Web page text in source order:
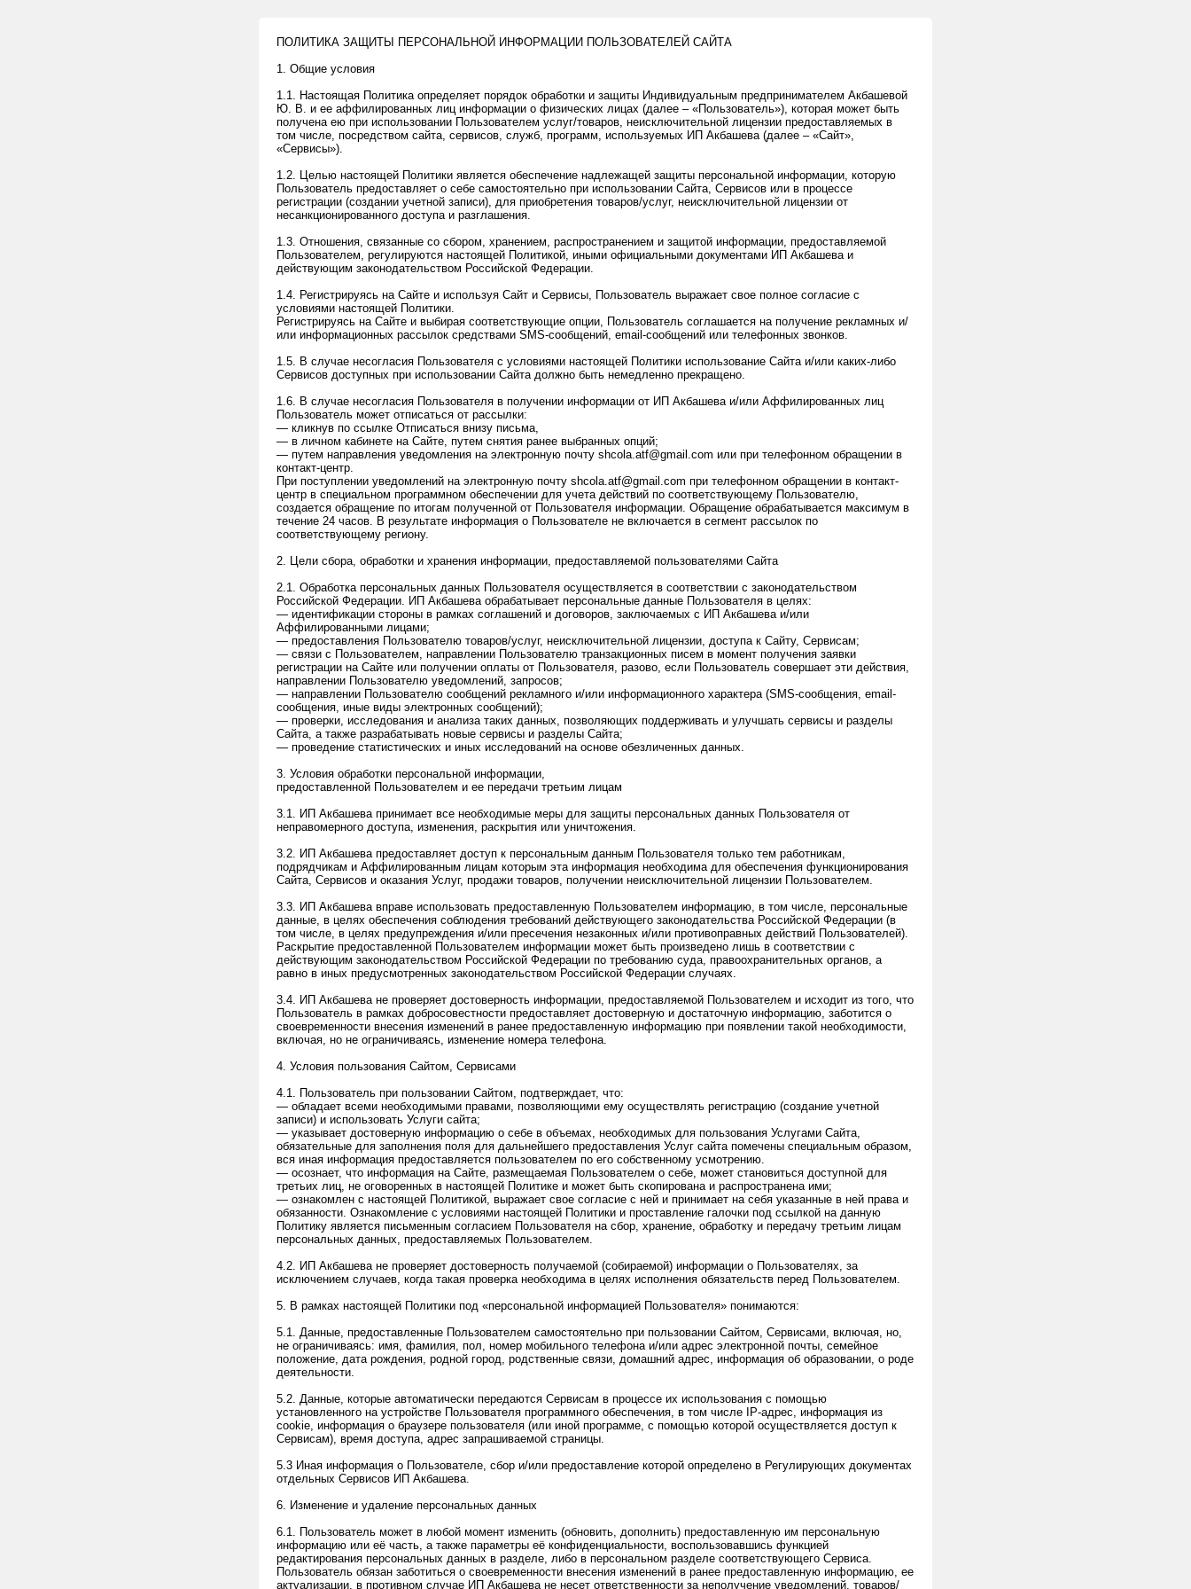
ПОЛИТИКА ЗАЩИТЫ ПЕРСОНАЛЬНОЙ ИНФОРМАЦИИ ПОЛЬЗОВАТЕЛЕЙ САЙТА
1. Общие условия
1.1. Настоящая Политика определяет порядок обработки и защиты Индивидуальным предпринимателем Акбашевой
Ю. В. и ее аффилированных лиц информации о физических лицах (далее – «Пользователь»), которая может быть
получена ею при использовании Пользователем услуг/товаров, неисключительной лицензии предоставляемых в
том числе, посредством сайта, сервисов, служб, программ, используемых ИП Акбашева (далее – «Сайт»,
«Сервисы»).
1.2. Целью настоящей Политики является обеспечение надлежащей защиты персональной информации, которую
Пользователь предоставляет о себе самостоятельно при использовании Сайта, Сервисов или в процессе
регистрации (создании учетной записи), для приобретения товаров/услуг, неисключительной лицензии от
несанкционированного доступа и разглашения.
1.3. Отношения, связанные со сбором, хранением, распространением и защитой информации, предоставляемой
Пользователем, регулируются настоящей Политикой, иными официальными документами ИП Акбашева и
действующим законодательством Российской Федерации.
1.4. Регистрируясь на Сайте и используя Сайт и Сервисы, Пользователь выражает свое полное согласие с
условиями настоящей Политики.
Регистрируясь на Сайте и выбирая соответствующие опции, Пользователь соглашается на получение рекламных и/
или информационных рассылок средствами SMS-сообщений, email-сообщений или телефонных звонков.
1.5. В случае несогласия Пользователя с условиями настоящей Политики использование Сайта и/или каких-либо
Сервисов доступных при использовании Сайта должно быть немедленно прекращено.
1.6. В случае несогласия Пользователя в получении информации от ИП Акбашева и/или Аффилированных лиц
Пользователь может отписаться от рассылки:
— кликнув по ссылке Отписаться внизу письма,
— в личном кабинете на Сайте, путем снятия ранее выбранных опций;
— путем направления уведомления на электронную почту shcola.atf@gmail.com или при телефонном обращении в
контакт-центр.
При поступлении уведомлений на электронную почту shcola.atf@gmail.com при телефонном обращении в контакт-
центр в специальном программном обеспечении для учета действий по соответствующему Пользователю,
создается обращение по итогам полученной от Пользователя информации. Обращение обрабатывается максимум в
течение 24 часов. В результате информация о Пользователе не включается в сегмент рассылок по
соответствующему региону.
2. Цели сбора, обработки и хранения информации, предоставляемой пользователями Сайта
2.1. Обработка персональных данных Пользователя осуществляется в соответствии с законодательством
Российской Федерации. ИП Акбашева обрабатывает персональные данные Пользователя в целях:
— идентификации стороны в рамках соглашений и договоров, заключаемых с ИП Акбашева и/или
Аффилированными лицами;
— предоставления Пользователю товаров/услуг, неисключительной лицензии, доступа к Сайту, Сервисам;
— связи с Пользователем, направлении Пользователю транзакционных писем в момент получения заявки
регистрации на Сайте или получении оплаты от Пользователя, разово, если Пользователь совершает эти действия,
направлении Пользователю уведомлений, запросов;
— направлении Пользователю сообщений рекламного и/или информационного характера (SMS-сообщения, email-
сообщения, иные виды электронных сообщений);
— проверки, исследования и анализа таких данных, позволяющих поддерживать и улучшать сервисы и разделы
Сайта, а также разрабатывать новые сервисы и разделы Сайта;
— проведение статистических и иных исследований на основе обезличенных данных.
3. Условия обработки персональной информации,
предоставленной Пользователем и ее передачи третьим лицам
3.1. ИП Акбашева принимает все необходимые меры для защиты персональных данных Пользователя от
неправомерного доступа, изменения, раскрытия или уничтожения.
3.2. ИП Акбашева предоставляет доступ к персональным данным Пользователя только тем работникам,
подрядчикам и Аффилированным лицам которым эта информация необходима для обеспечения функционирования
Сайта, Сервисов и оказания Услуг, продажи товаров, получении неисключительной лицензии Пользователем.
3.3. ИП Акбашева вправе использовать предоставленную Пользователем информацию, в том числе, персональные
данные, в целях обеспечения соблюдения требований действующего законодательства Российской Федерации (в
том числе, в целях предупреждения и/или пресечения незаконных и/или противоправных действий Пользователей).
Раскрытие предоставленной Пользователем информации может быть произведено лишь в соответствии с
действующим законодательством Российской Федерации по требованию суда, правоохранительных органов, а
равно в иных предусмотренных законодательством Российской Федерации случаях.
3.4. ИП Акбашева не проверяет достоверность информации, предоставляемой Пользователем и исходит из того, что
Пользователь в рамках добросовестности предоставляет достоверную и достаточную информацию, заботится о
своевременности внесения изменений в ранее предоставленную информацию при появлении такой необходимости,
включая, но не ограничиваясь, изменение номера телефона.
4. Условия пользования Сайтом, Сервисами
4.1. Пользователь при пользовании Сайтом, подтверждает, что:
— обладает всеми необходимыми правами, позволяющими ему осуществлять регистрацию (создание учетной
записи) и использовать Услуги сайта;
— указывает достоверную информацию о себе в объемах, необходимых для пользования Услугами Сайта,
обязательные для заполнения поля для дальнейшего предоставления Услуг сайта помечены специальным образом,
вся иная информация предоставляется пользователем по его собственному усмотрению.
— осознает, что информация на Сайте, размещаемая Пользователем о себе, может становиться доступной для
третьих лиц, не оговоренных в настоящей Политике и может быть скопирована и распространена ими;
— ознакомлен с настоящей Политикой, выражает свое согласие с ней и принимает на себя указанные в ней права и
обязанности. Ознакомление с условиями настоящей Политики и проставление галочки под ссылкой на данную
Политику является письменным согласием Пользователя на сбор, хранение, обработку и передачу третьим лицам
персональных данных, предоставляемых Пользователем.
4.2. ИП Акбашева не проверяет достоверность получаемой (собираемой) информации о Пользователях, за
исключением случаев, когда такая проверка необходима в целях исполнения обязательств перед Пользователем.
5. В рамках настоящей Политики под «персональной информацией Пользователя» понимаются:
5.1. Данные, предоставленные Пользователем самостоятельно при пользовании Сайтом, Сервисами, включая, но,
не ограничиваясь: имя, фамилия, пол, номер мобильного телефона и/или адрес электронной почты, семейное
положение, дата рождения, родной город, родственные связи, домашний адрес, информация об образовании, о роде
деятельности.
5.2. Данные, которые автоматически передаются Сервисам в процессе их использования с помощью
установленного на устройстве Пользователя программного обеспечения, в том числе IP-адрес, информация из
cookie, информация о браузере пользователя (или иной программе, с помощью которой осуществляется доступ к
Сервисам), время доступа, адрес запрашиваемой страницы.
5.3 Иная информация о Пользователе, сбор и/или предоставление которой определено в Регулирующих документах
отдельных Сервисов ИП Акбашева.
6. Изменение и удаление персональных данных
6.1. Пользователь может в любой момент изменить (обновить, дополнить) предоставленную им персональную
информацию или её часть, а также параметры её конфиденциальности, воспользовавшись функцией
редактирования персональных данных в разделе, либо в персональном разделе соответствующего Сервиса.
Пользователь обязан заботиться о своевременности внесения изменений в ранее предоставленную информацию, ее
актуализации, в противном случае ИП Акбашева не несет ответственности за неполучение уведомлений, товаров/